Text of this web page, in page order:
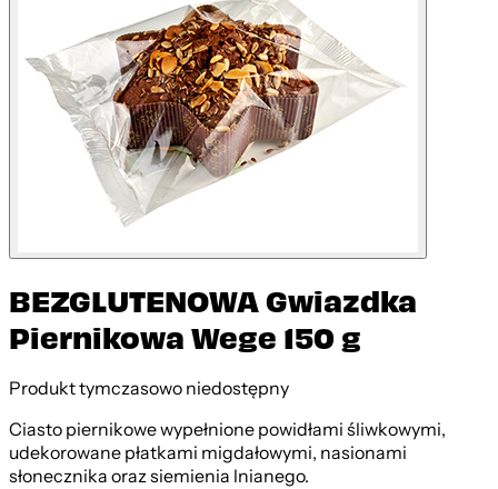
BEZGLUTENOWA Gwiazdka
Piernikowa Wege 150 g
Produkt tymczasowo niedostępny
Ciasto piernikowe wypełnione powidłami śliwkowymi,
udekorowane płatkami migdałowymi, nasionami
słonecznika oraz siemienia lnianego.